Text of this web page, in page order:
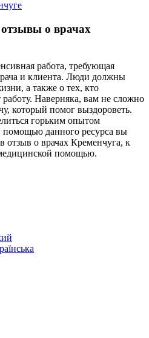
о врачах
работа, требующая
и клиента. Люди должны
а также о тех, кто
Наверняка, вам не сложно
который помог выздороветь.
горьким опытом
помощью данного ресурса вы
отзыв о врачах Кременчуга, к
помощью.